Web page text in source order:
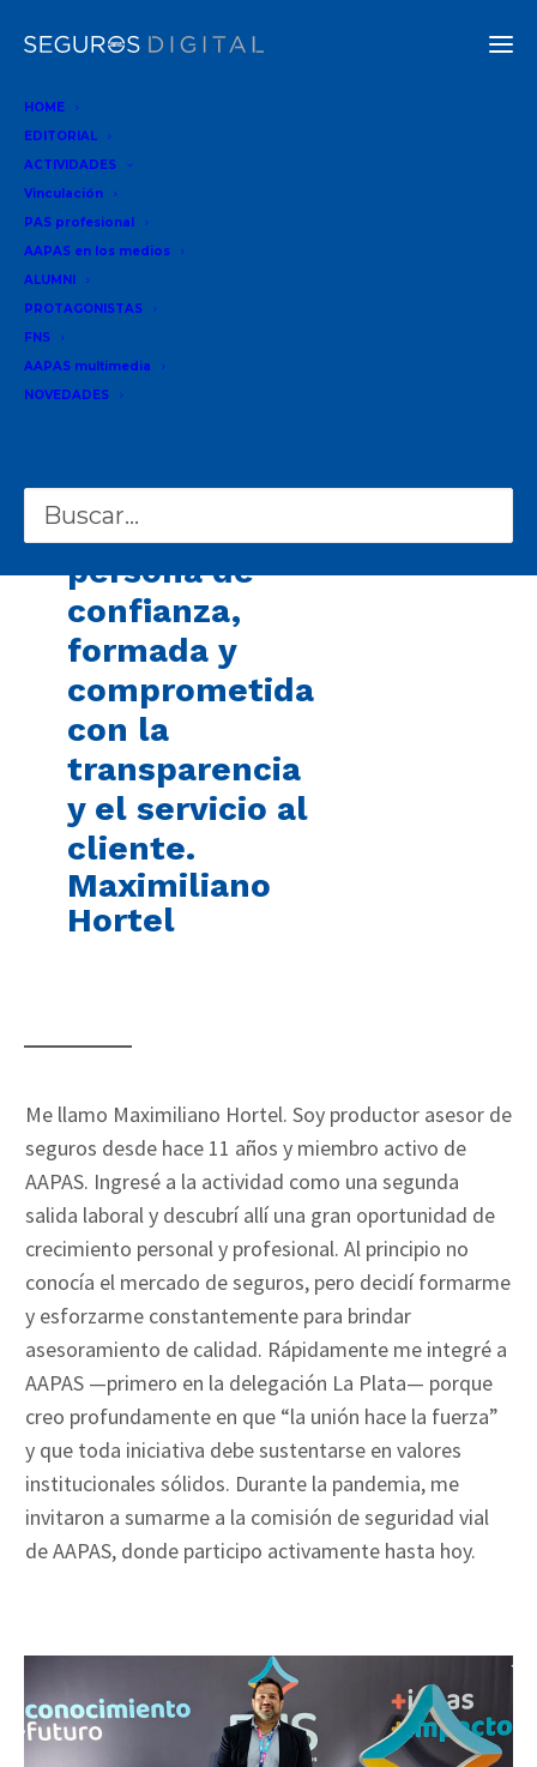
HOME
EDITORIAL
ACTIVIDADES
Vinculación
PAS profesional
AAPAS en los medios
ALUMNI
PROTAGONISTAS
FNS
AAPAS multimedia
NOVEDADES
30-06-2026
QUIÉN ES QUIÉN
Deseo que la
gente sepa
cada póliza
hay una
persona de
confianza,
formada y
comprometida
con la
transparencia
y el servicio al
cliente.
Maximiliano
Hortel
Me llamo Maximiliano Hortel. Soy productor asesor de
seguros desde hace 11 años y miembro activo de
AAPAS. Ingresé a la actividad como una segunda
salida laboral y descubrí allí una gran oportunidad de
crecimiento personal y profesional. Al principio no
conocía el mercado de seguros, pero decidí formarme
y esforzarme constantemente para brindar
asesoramiento de calidad. Rápidamente me integré a
AAPAS —primero en la delegación La Plata— porque
creo profundamente en que “la unión hace la fuerza”
y que toda iniciativa debe sustentarse en valores
institucionales sólidos. Durante la pandemia, me
invitaron a sumarme a la comisión de seguridad vial
de AAPAS, donde participo activamente hasta hoy.